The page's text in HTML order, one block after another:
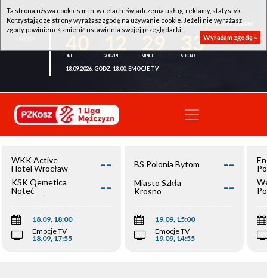
WKK ACTIVE HOTEL WROCŁAW - KSK QEMETICA NOTEĆ INOWROCŁAW
32
18.09.2026, GODZ. 18:00, EMOCJE TV
WKK Active
Hotel Wrocław
--
KSK Qemetica
Noteć
Inowrocław
--
18.09, 18:00
Emocje TV
18.09, 17:55
BS Polonia Bytom --
Miasto Szkła
Krosno
--
19.09, 15:00
Emocje TV
19.09, 14:55
Ta strona używa cookies m.in. w celach: świadczenia usług, reklamy, statystyk.
Korzystając ze strony wyrażasz zgodę na używanie cookie. Jeżeli nie wyrażasz
zgody powinieneś zmienić ustawienia swojej przeglądarki.
Wyrażam zgodę »